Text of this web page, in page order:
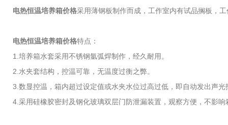
电热恒温培养箱价格采用薄钢板制作而成，工作室内有试品搁板，
电热恒温培养箱价格特点：
1.培养箱水套采用不锈钢氩弧焊制作，经久耐用。
2.水夹套结构，控温可靠，无温度过衡之弊。
3.数显控温，箱内超过设定值或水夹水位过高过低，即自动发出声光
4.采用硅橡胶密封及钢化玻璃双层门防泄漏装置，观察方便，不影响